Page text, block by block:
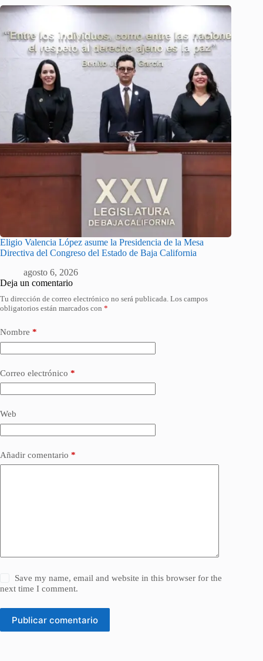
Eligio Valencia López asume la Presidencia de la Mesa
Directiva del Congreso del Estado de Baja California
agosto 6, 2026
Deja un comentario
Tu dirección de correo electrónico no será publicada. Los campos
obligatorios están marcados con *
Nombre *
Correo electrónico *
Web
Añadir comentario *
Save my name, email and website in this browser for the
next time I comment.
Publicar comentario